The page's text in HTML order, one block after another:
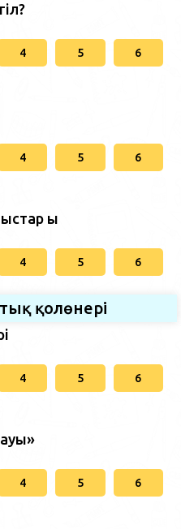
4 5 6
4 5 6
ы
4 5 6
қолөнері
4 5 6
4 5 6